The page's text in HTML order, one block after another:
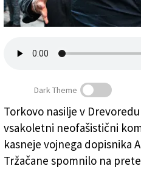
Mnogi navzoči desničarji so
znani obrazi
Dark Theme
Torkovo nasilje v
vsakoletni neofašistični
kasneje vojnega dopisnika
Tržačane spomnilo na